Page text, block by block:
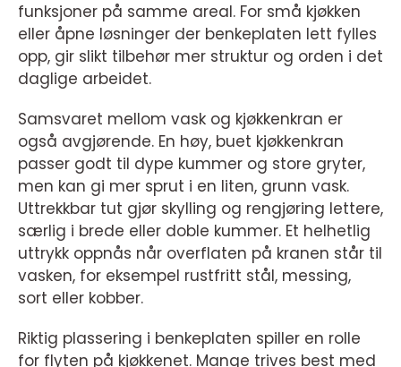
funksjoner på samme areal. For små kjøkken
eller åpne løsninger der benkeplaten lett fylles
opp, gir slikt tilbehør mer struktur og orden i det
daglige arbeidet.
Samsvaret mellom vask og kjøkkenkran er
også avgjørende. En høy, buet kjøkkenkran
passer godt til dype kummer og store gryter,
men kan gi mer sprut i en liten, grunn vask.
Uttrekkbar tut gjør skylling og rengjøring lettere,
særlig i brede eller doble kummer. Et helhetlig
uttrykk oppnås når overflaten på kranen står til
vasken, for eksempel rustfritt stål, messing,
sort eller kobber.
Riktig plassering i benkeplaten spiller en rolle
for flyten på kjøkkenet. Mange trives best med